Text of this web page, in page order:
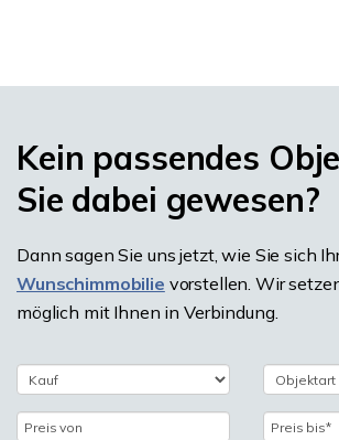
Kein passendes
Sie dabei gewesen?
Dann sagen Sie uns jetzt, wie Sie sich
Wunschimmobilie vorstellen. Wir
möglich mit Ihnen in Verbindung.